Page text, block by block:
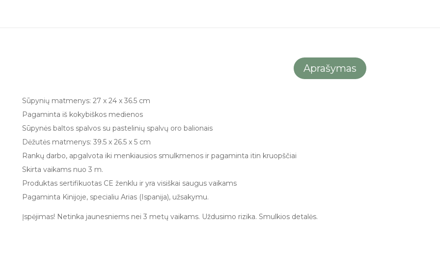
Aprašymas
Sūpynių matmenys: 27 x 24 x 36.5 cm
Pagaminta iš kokybiškos medienos
Sūpynės baltos spalvos su pastelinių spalvų oro balionais
Dėžutės matmenys: 39.5 x 26.5 x 5 cm
Rankų darbo, apgalvota iki menkiausios smulkmenos ir pagaminta itin kruopščiai
Skirta vaikams nuo 3 m.
Produktas sertifikuotas CE ženklu ir yra visiškai saugus vaikams
Pagaminta Kinijoje, specialiu Arias (Ispanija), užsakymu.
Įspėjimas! Netinka jaunesniems nei 3 metų vaikams. Uždusimo rizika. Smulkios detalės.